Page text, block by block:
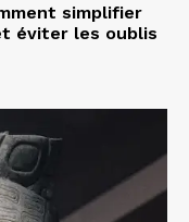
simplifier
éviter les oublis